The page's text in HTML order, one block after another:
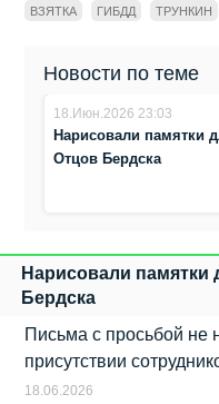
ВЗЯТКА ГИБДД ТРУНКИН
Новости по теме
18.Июн.2026 23:03
Нарисовали памятки
Отцов Бердска
Нарисовали памятки
Бердска
Письма с просьбой
присутствии
18.06.2026